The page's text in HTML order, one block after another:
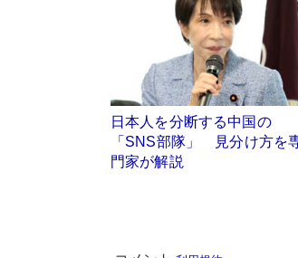
日本人を分断する中国の
「SNS部隊」 見分け方を
門家が解説